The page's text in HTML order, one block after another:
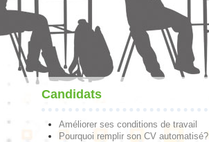
Candidats
Améliorer ses conditions de travail
Pourquoi remplir son CV automatisé?